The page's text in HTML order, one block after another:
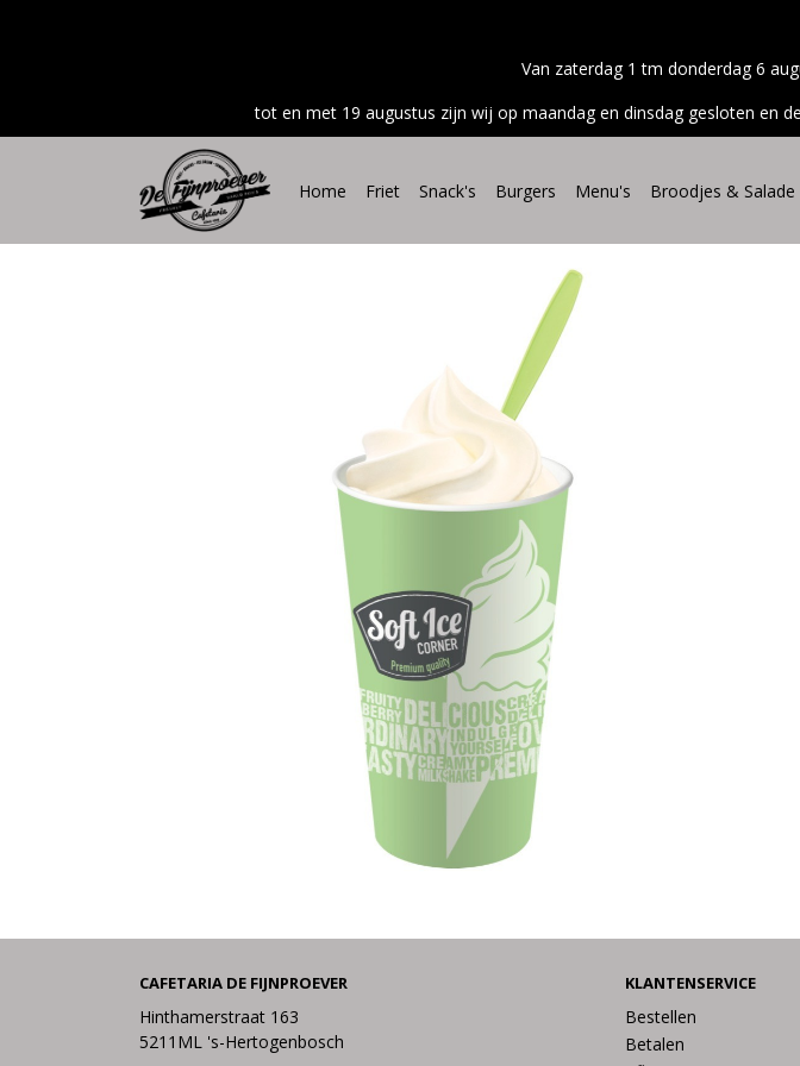
Van zaterdag 1 tm donderdag 6
tot en met 19 augustus zijn wij op maandag en dinsdag gesloten en
Home Friet Snack's Burgers Menu's Broodjes & Salade
CAFETARIA DE FIJNPROEVER
Hinthamerstraat 163
5211ML 's-Hertogenbosch
KLANTENSERVICE
Bestellen
Betalen